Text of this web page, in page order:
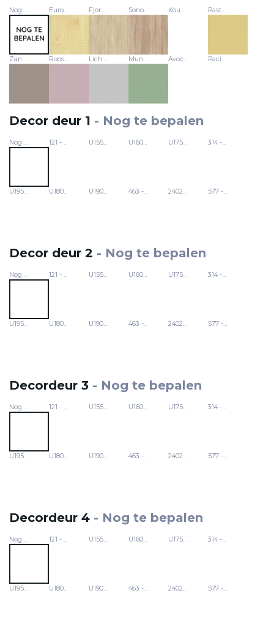
Nog te bepalen Europese esdoorn - 463 Fjordbeuk - 24029 Sonoma-eik - 577 Koud wit - 121 Pastelgeel - U15559
Zandgrijs - U16001 Roos - U17501 Lichtgrijs - 314 Munt - U19006 Avocado - U19503 Pacific - U18079
Decor deur 1 - Nog te bepalen
Nog te bepalen 121 - Koud wit U15559 - Pastelgeel U16001 - Zandgrijs U17501 - Roos 314 - Lichtgrijs
U19503 - Avocado U18079 - Pacific U19006 - Munt 463 - Europese esdoorn 24029 - Fjordbeuk 577 - Sonoma-eik
Decor deur 2 - Nog te bepalen
Nog te bepalen 121 - Koud wit U15559 - Pastelgeel U16001 - Zandgrijs U17501 - Roos 314 - Lichtgrijs
U19503 - Avocado U18079 - Pacific U19006 - Munt 463 - Europese esdoorn 24029 - Fjordbeuk 577 - Sonoma-eik
Decordeur 3 - Nog te bepalen
Nog te bepalen 121 - Koud wit U15559 - Pastelgeel U16001 - Zandgrijs U17501 - Roos 314 - Lichtgrijs
U19503 - Avocado U18079 - Pacific U19006 - Munt 463 - Europese esdoorn 24029 - Fjordbeuk 577 - Sonoma-eik
Decordeur 4 - Nog te bepalen
Nog te bepalen 121 - Koud wit U15559 - Pastelgeel U16001 - Zandgrijs U17501 - Roos 314 - Lichtgrijs
U19503 - Avocado U18079 - Pacific U19006 - Munt 463 - Europese esdoorn 24029 - Fjordbeuk 577 - Sonoma-eik